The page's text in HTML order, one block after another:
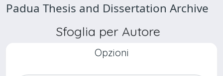
Padua Thesis and Dissertation Archive
Sfoglia per Autore
Opzioni